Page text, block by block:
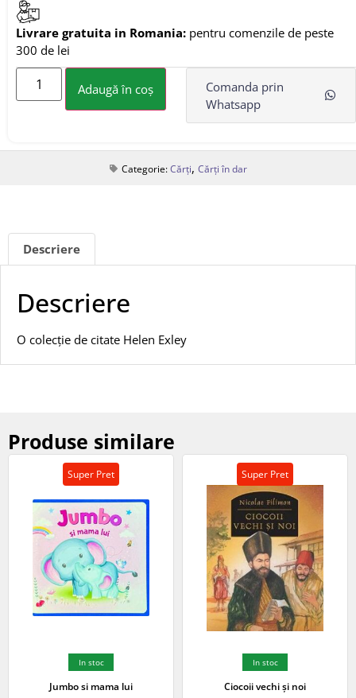
Livrare gratuita in Romania: pentru comenzile de peste
300 de lei
Adaugă în coș
Comanda prin
Whatsapp
Categorie:Cărți, Cărți în dar
Descriere
Descriere
O colecție de citate Helen Exley
Produse similare
Super Pret
In stoc
Jumbo si mama lui
Super Pret
In stoc
Ciocoii vechi și noi